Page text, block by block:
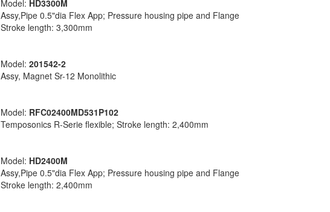
Model: HD3300M
Assy,Pipe 0.5"dia Flex App; Pressure housing pipe and Flange
Stroke length: 3,300mm
Model: 201542-2
Assy, Magnet Sr-12 Monolithic
Model: RFC02400MD531P102
Temposonics R-Serie flexible; Stroke length: 2,400mm
Model: HD2400M
Assy,Pipe 0.5"dia Flex App; Pressure housing pipe and Flange
Stroke length: 2,400mm